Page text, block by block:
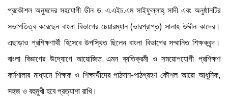
প্রকৌশল অনুষদের সহযোগী ডীন ড. এ.এইচ.এম সাইফুল্লাহ্ সাদী এবং অনুষ্ঠানটির
সভাপতিত্ব করেছেন বাংলা বিভাগের চেয়ারম্যান (ভারপ্রাপ্ত) সালাহ উদ্দীন কাদের।
এছাড়াও প্রশিক্ষণার্থী হিসেবে উপস্থিত ছিলেন বাংলা বিভাগের সম্মানিত শিক্ষকবৃন্দ।
বাংলা বিভাগের উদ্যোগে আয়োজিত এমন ব্যতিক্রমী ও সময়োপযোগী প্রশিক্ষণ
কর্মশালার মাধ্যমে শিক্ষক ও শিক্ষার্থীদের পাঠদান-পাঠগ্রহণ কৌশল আরো আধুনিক,
সহজ ও বহুমুখী হবে প্রত্যাশা রাখি।